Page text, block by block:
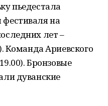
пьедестала
на
лет –
Команда Ариевского
Бронзовые
дуванские